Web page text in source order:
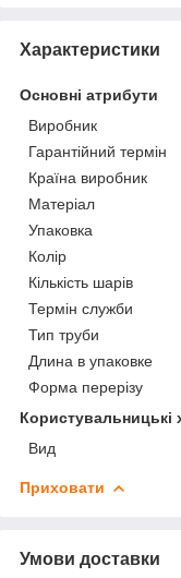
Характеристики
Основні атрибути
Виробник
Гарантійний термін
Країна виробник
Матеріал
Упаковка
Колір
Кількість шарів
Термін служби
Тип труби
Длина в упаковке
Форма перерізу
Користувальницькі
Вид
Приховати
Умови доставки